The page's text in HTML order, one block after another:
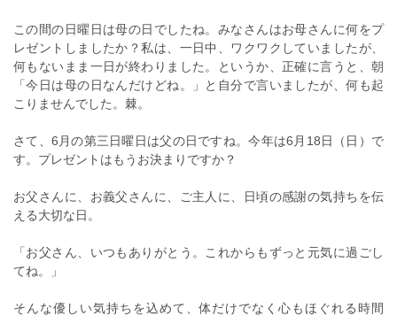
この間の日曜日は母の日でしたね。みなさんはお母さんに何をプ
レゼントしましたか？私は、一日中、ワクワクしていましたが、
何もないまま一日が終わりました。というか、正確に言うと、朝
「今日は母の日なんだけどね。」と自分で言いましたが、何も起
こりませんでした。棘。
さて、6月の第三日曜日は父の日ですね。今年は6月18日（日）で
す。プレゼントはもうお決まりですか？
お父さんに、お義父さんに、ご主人に、日頃の感謝の気持ちを伝
える大切な日。
「お父さん、いつもありがとう。これからもずっと元気に過ごし
てね。」
そんな優しい気持ちを込めて、体だけでなく心もほぐれる時間